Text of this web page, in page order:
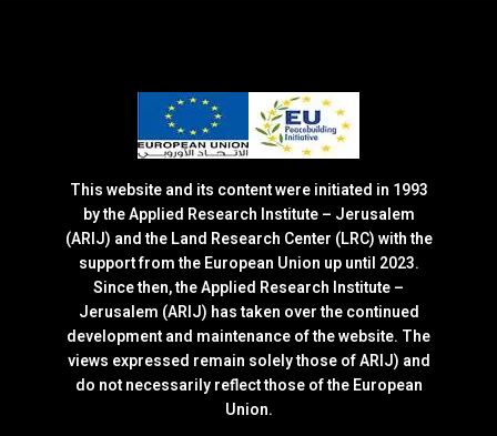
This website and its content were initiated in 1993
by the Applied Research Institute – Jerusalem
(ARIJ) and the Land Research Center (LRC) with the
support from the European Union up until 2023.
Since then, the Applied Research Institute –
Jerusalem (ARIJ) has taken over the continued
development and maintenance of the website. The
views expressed remain solely those of ARIJ) and
do not necessarily reflect those of the European
Union.